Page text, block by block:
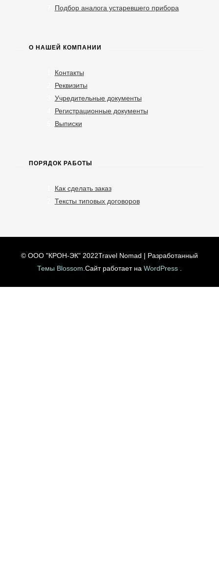
Подбор аналога устаревшего прибора
О НАШЕЙ КОМПАНИИ
Контакты
Реквизиты
Учредительные документы
Регистрационные документы
Выписки
ПОРЯДОК РАБОТЫ
Как сделать заказ
Тексты типовых договоров
© ООО "КРОН-ЭК" 2022Travel Nomad | Разработанный
Темы Blossom .Сайт работает на WordPress